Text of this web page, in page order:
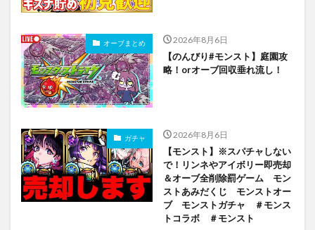
オーブまとめ 2026年8月6日
【のんびり#モンスト】庭園攻
略！orオーブ回収垂れ流し！
ガチャ 2026年8月6日
【モンスト】※スパチャしない
で！リンネやアイボリー即売却
＆オーブ全削除罰ゲーム モン
ストあみだくじ モンストオー
ブ モンストガチャ ＃モンス
トコラボ ＃モンスト